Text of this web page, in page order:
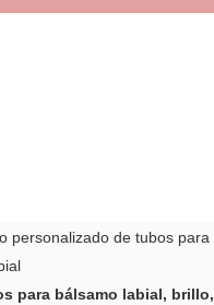
personalizado de tubos para
para bálsamo labial, brillo,